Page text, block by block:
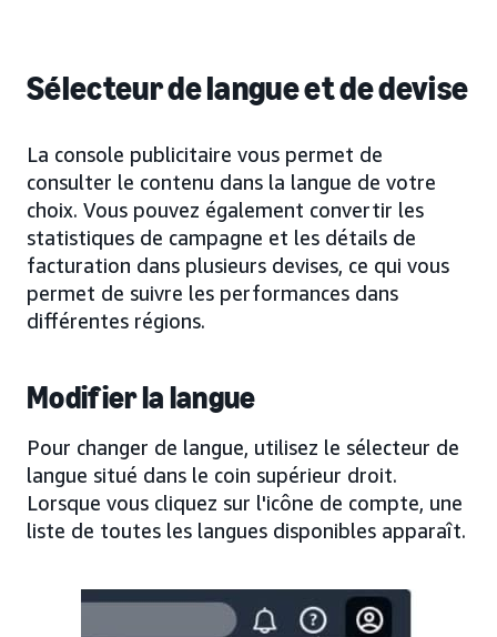
Sélecteur de langue et de devise
La console publicitaire vous permet de
consulter le contenu dans la langue de votre
choix. Vous pouvez également convertir les
statistiques de campagne et les détails de
facturation dans plusieurs devises, ce qui vous
permet de suivre les performances dans
différentes régions.
Modifier la langue
Pour changer de langue, utilisez le sélecteur de
langue situé dans le coin supérieur droit.
Lorsque vous cliquez sur l'icône de compte, une
liste de toutes les langues disponibles apparaît.